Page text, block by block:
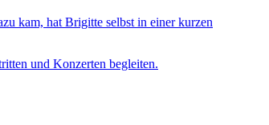
kam, hat Brigitte selbst in einer kurzen
und Konzerten begleiten.